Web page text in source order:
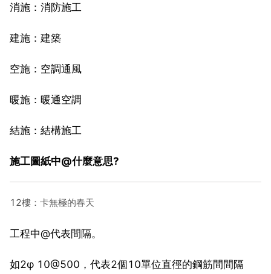
消施：消防施工
建施：建築
空施：空調通風
暖施：暖通空調
結施：結構施工
施工圖紙中@什麼意思?
12樓：卡無極的春天
工程中@代表間隔。
如2φ 10@500，代表2個10單位直徑的鋼筋間間隔